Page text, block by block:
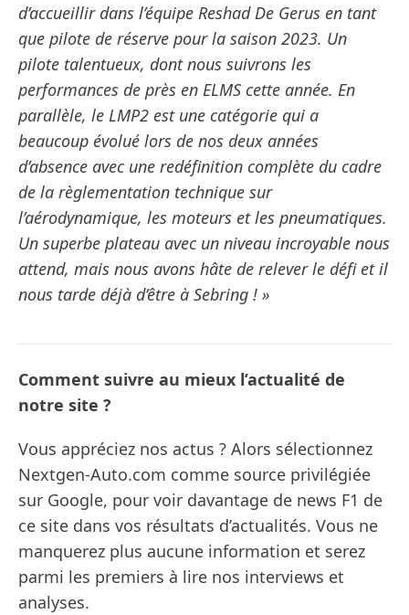
d’accueillir dans l’équipe Reshad De Gerus en tant
que pilote de réserve pour la saison 2023. Un
pilote talentueux, dont nous suivrons les
performances de près en ELMS cette année. En
parallèle, le LMP2 est une catégorie qui a
beaucoup évolué lors de nos deux années
d’absence avec une redéfinition complète du cadre
de la règlementation technique sur
l’aérodynamique, les moteurs et les pneumatiques.
Un superbe plateau avec un niveau incroyable nous
attend, mais nous avons hâte de relever le défi et il
nous tarde déjà d’être à Sebring ! »
Comment suivre au mieux l’actualité de
notre site ?
Vous appréciez nos actus ? Alors sélectionnez
Nextgen-Auto.com comme source privilégiée
sur Google, pour voir davantage de news F1 de
ce site dans vos résultats d’actualités. Vous ne
manquerez plus aucune information et serez
parmi les premiers à lire nos interviews et
analyses.